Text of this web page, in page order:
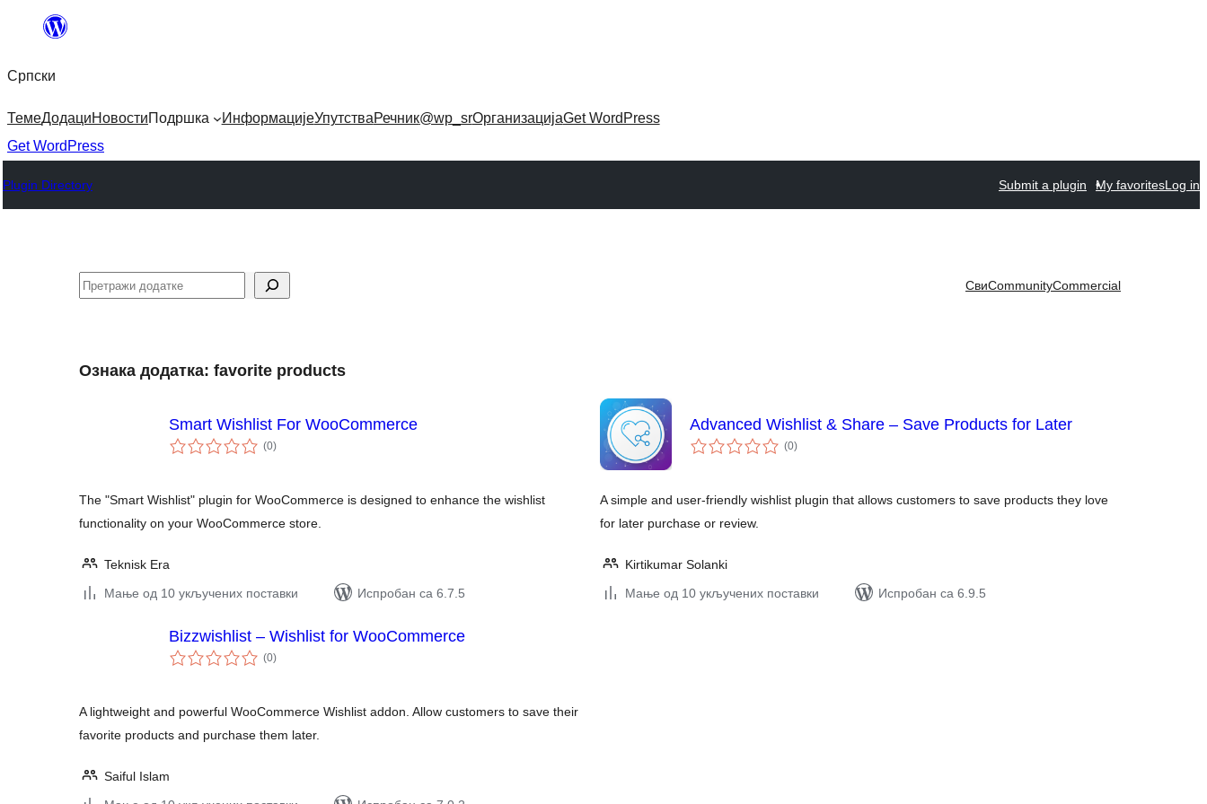
Скочи
садржај
Српски
ТемеДодациНовостиПодршка ИнформацијеУпутстваРечник@wp_srОрганизацијаGet WordPress
Get WordPress
Plugin Directory Submit a plugin My favoritesLog in
Претрага СвиCommunityCommercial
Ознака додатка: favorite products
Smart Wishlist For WooCommerce
(0укупних
оцена
)
The "Smart Wishlist" plugin for WooCommerce is designed to enhance the wishlist
functionality on your WooCommerce store.
Teknisk Era
Мање од 10 укључених поставки
Испробан са 6.7.5
Advanced Wishlist & Share – Save Products for Later
(0укупних
оцена
)
A simple and user-friendly wishlist plugin that allows customers to save products they love
for later purchase or review.
Kirtikumar Solanki
Мање од 10 укључених поставки
Испробан са 6.9.5
Bizzwishlist – Wishlist for WooCommerce
(0укупних
оцена
)
A lightweight and powerful WooCommerce Wishlist addon. Allow customers to save their
favorite products and purchase them later.
Saiful Islam